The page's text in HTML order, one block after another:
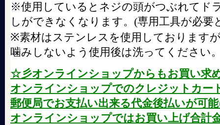
※使用しているとネジの頭がつぶれてド
しができなくなります。(専用工具が必要
※素材はステンレスを使用しております
噛みしないよう使用後は洗ってください
☆彡オンラインショップからもお買い求
オンラインショップでのクレジットカー
郵便局でお支払い出来る代金後払いが可
オンラインショップではお買い上げ合計